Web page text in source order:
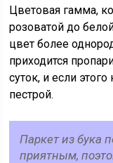
Цветовая гамма,
розоватой до
цвет более
приходится
суток, и если
пестрой.
Паркет из бука
приятным,